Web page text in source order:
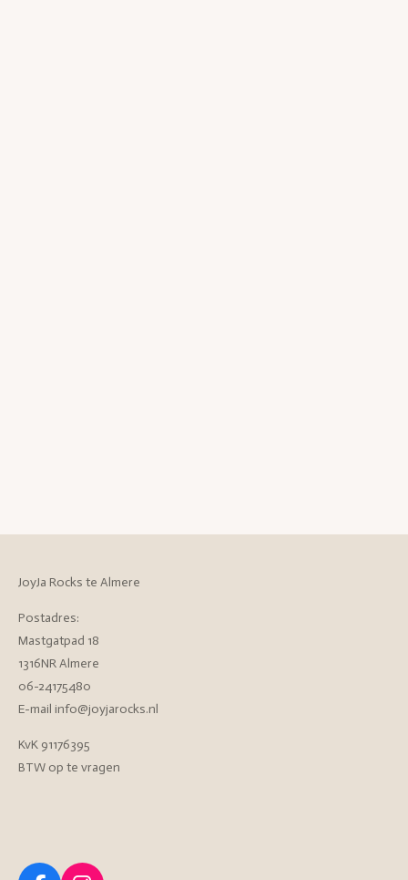
JoyJa Rocks te Almere
Postadres:
Mastgatpad 18
1316NR Almere
06-24175480
E-mail info@joyjarocks.nl
KvK 91176395
BTW op te vragen